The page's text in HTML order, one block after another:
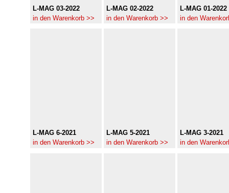
L-MAG 03-2022
in den Warenkorb >>
L-MAG 02-2022
in den Warenkorb >>
L-MAG 01-2022
in den
L-MAG 6-2021
in den Warenkorb >>
L-MAG 5-2021
in den Warenkorb >>
L-MAG 3-2021
in den